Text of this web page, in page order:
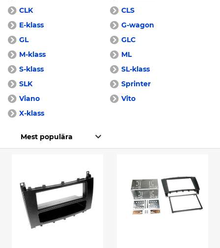
CLK
CLS
E-klass
G-wagon
GL
GLC
M-klass
ML
S-klass
SL-klass
SLK
Sprinter
Viano
Vito
X-klass